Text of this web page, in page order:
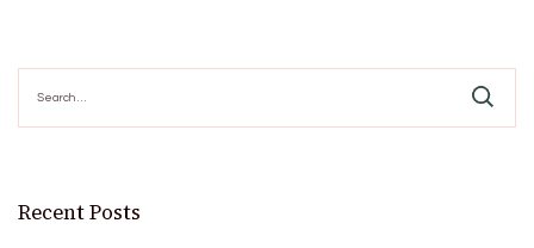
for:
Recent Posts